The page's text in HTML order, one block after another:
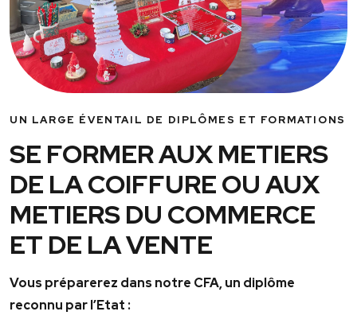
UN LARGE ÉVENTAIL DE DIPLÔMES ET FORMATIONS
SE FORMER AUX METIERS
DE LA COIFFURE OU AUX
METIERS DU COMMERCE
ET DE LA VENTE
Vous préparerez dans notre CFA, un diplôme
reconnu par l’Etat :